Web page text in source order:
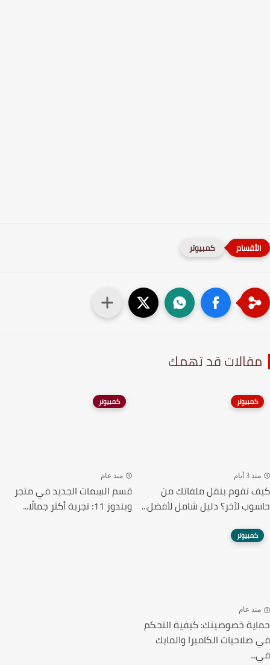
كمبيوتر
قد تهمك
كمبيوتر
3 أيام
تقوم بنقل ملفاتك من
لآخر؟ دليل شامل لأفضل...
كمبيوتر
منذ عام
قسم السِمات الجديد في متجر
ويندوز 11: تجربة أكثر جمالًا...
كمبيوتر
عام
خصوصيتك: كيفية التحكم
الكاميرا والمايك